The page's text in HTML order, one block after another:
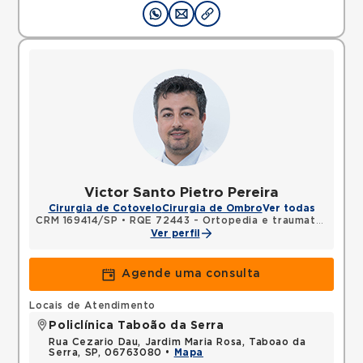
Victor Santo Pietro Pereira
Cirurgia de CotoveloCirurgia de OmbroVer todas
CRM 169414/SP •
RQE 72443 - Ortopedia e traumatologia
Ver perfil
Agende uma consulta
Locais de Atendimento
Policlínica Taboão da Serra
Rua Cezario Dau, Jardim Maria Rosa, Taboao da
Serra, SP, 06763080 •
Mapa